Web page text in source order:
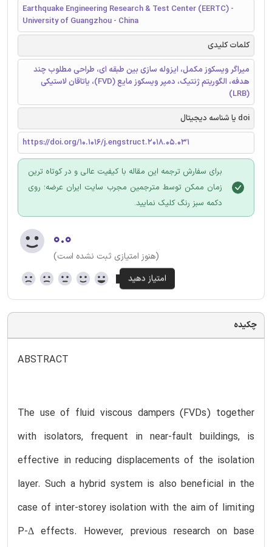
Earthquake Engineering Research & Test Center (EERTC) -
University of Guangzhou - China
کلمات کلیدی
میراگر ویسکوز مکمل، ایزوله سازی بین طبقه ای، طراحی مطلوب چند
هدفه، الگوریتم ژنتیک، دمپر ویسکوز مایع (FVD)، یاتاقان لاستیکی
(LRB)
doi یا شناسه دیجیتال
https://doi.org/10.1016/j.engstruct.2018.05.031
برای سفارش ترجمه این مقاله با کیفیت عالی و در کوتاه ترین
زمان ممکن توسط مترجمین مجرب سایت ایران عرضه؛ روی
دکمه سبز رنگ کلیک نمایید.
۰.۰
(هنوز امتیازی ثبت نشده است)
چکیده
ABSTRACT
The use of fluid viscous dampers (FVDs) together
with isolators, frequent in near-fault buildings, is
effective in reducing displacements of the isolation
layer. Such a hybrid system is also beneficial in the
case of inter-storey isolation with the aim of limiting
P-Δ effects. However, previous research on base